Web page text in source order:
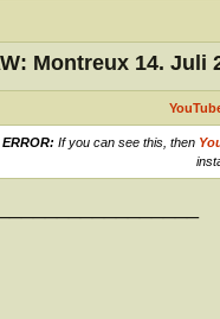
Montreux 14. Juli
ERROR: If you can see this, then